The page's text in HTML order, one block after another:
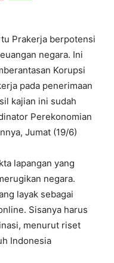
Prakerja berpotensi
negara. Ini
Korupsi
pada penerimaan
kajian ini sudah
Perekonomian
Jumat (19/6)
lapangan yang
negara.
layak sebagai
Sisanya harus
menurut riset
Indonesia